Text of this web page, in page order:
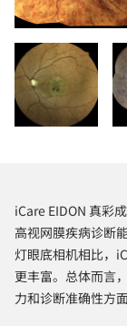
iCare EIDON 真彩
高视网膜疾病诊断
灯眼底相机相比，
更丰富。总体而言
力和诊断准确性方